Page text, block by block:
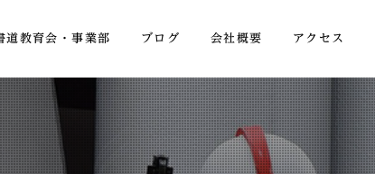
道教育会・事業部 ブログ 会社概要 アクセス